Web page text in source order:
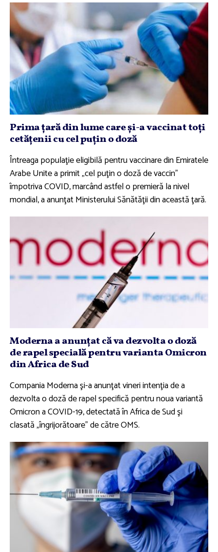
Prima ţară din lume care şi-a vaccinat toţi
cetăţenii cu cel puţin o doză
Întreaga populaţie eligibilă pentru vaccinare din Emiratele
Arabe Unite a primit „cel puţin o doză de vaccin”
împotriva COVID, marcând astfel o premieră la nivel
mondial, a anunţat Ministerului Sănătăţii din această ţară.
Moderna a anunţat că va dezvolta o doză
de rapel specială pentru varianta Omicron
din Africa de Sud
Compania Moderna şi-a anunţat vineri intenţia de a
dezvolta o doză de rapel specifică pentru noua variantă
Omicron a COVID-19, detectată în Africa de Sud şi
clasată „îngrijorătoare” de către OMS.